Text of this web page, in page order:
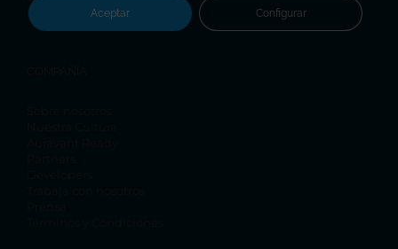
Blog
Aceptar Configurar